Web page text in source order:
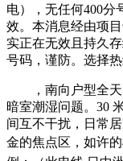
电），无任何400分
效。本消息经由项
实正在无效且持久
号码，谨防。选择
，南向户型全天
暗室潮湿问题。30
间互不干扰，日常
金的焦点区，如许